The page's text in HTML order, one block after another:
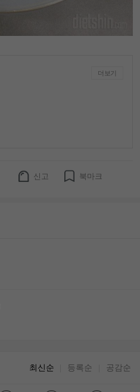
더보기
신고 북마크
최신순 등록순 공감순